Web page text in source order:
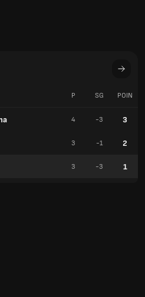
P SG POIN
4 -3 3
3 -1 2
3 -3 1